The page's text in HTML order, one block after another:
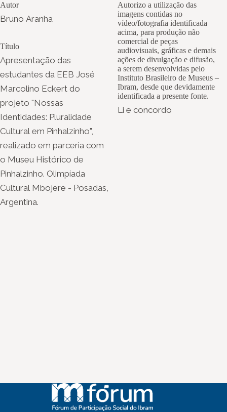
Autor
Bruno Aranha
Título
Apresentação das
estudantes da EEB José
Marcolino Eckert do
projeto "Nossas
Identidades: Pluralidade
Cultural em Pinhalzinho",
realizado em parceria com
o Museu Histórico de
Pinhalzinho. Olimpíada
Cultural Mbojere - Posadas,
Argentina.
Autorizo a utilização das
imagens contidas no
vídeo/fotografia identificada
acima, para produção não
comercial de peças
audiovisuais, gráficas e demais
ações de divulgação e difusão,
a serem desenvolvidas pelo
Instituto Brasileiro de Museus –
Ibram, desde que devidamente
identificada a presente fonte.
Li e concordo